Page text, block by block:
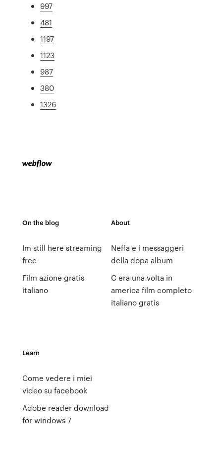
997
481
1197
1123
987
380
1326
On the blog
Im still here streaming
free
Film azione gratis
italiano
About
Neffa e i messaggeri
della dopa album
C era una volta in
america film completo
italiano gratis
Learn
Come vedere i miei
video su facebook
Adobe reader download
for windows 7